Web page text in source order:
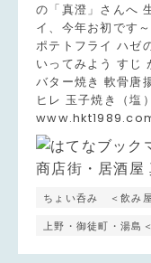
ちょい呑み ＜飲み
上野・御徒町・湯
の「真澄」さんへ
イ、今年お初です
ポテトフライ ハゼ
いってみよう すじ
バター焼き 軟骨唐
ヒレ 玉子焼き（塩